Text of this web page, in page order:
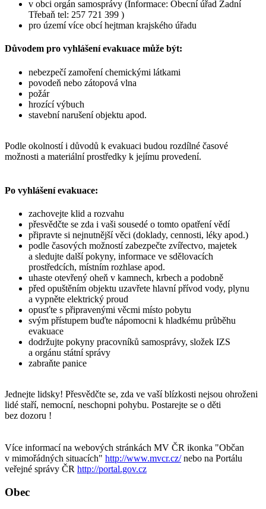
v obci orgán samosprávy (Informace: Obecní úřad Zadní
Třebaň tel: 257 721 399 )
pro území více obcí hejtman krajského úřadu
Důvodem pro vyhlášení evakuace může být:
nebezpečí zamoření chemickými látkami
povodeň nebo zátopová vlna
požár
hrozící výbuch
stavební narušení objektu apod.
Podle okolností i důvodů k evakuaci budou rozdílné časové
možnosti a materiální prostředky k jejímu provedení.
Po vyhlášení evakuace:
zachovejte klid a rozvahu
přesvědčte se zda i vaši sousedé o tomto opatření vědí
připravte si nejnutnější věci (doklady, cennosti, léky apod.)
podle časových možností zabezpečte zvířectvo, majetek
a sledujte další pokyny, informace ve sdělovacích
prostředcích, místním rozhlase apod.
uhaste otevřený oheň v kamnech, krbech a podobně
před opuštěním objektu uzavřete hlavní přívod vody, plynu
a vypněte elektrický proud
opusťte s připravenými věcmi místo pobytu
svým přístupem buďte nápomocni k hladkému průběhu
evakuace
dodržujte pokyny pracovníků samosprávy, složek IZS
a orgánu státní správy
zabraňte panice
Jednejte lidsky! Přesvědčte se, zda ve vaší blízkosti nejsou ohroženi
lidé staří, nemocní, neschopni pohybu. Postarejte se o děti
bez dozoru !
Více informací na webových stránkách MV ČR ikonka "Občan
v mimořádných situacích" http://www.mvcr.cz/nebo na Portálu
veřejné správy ČR http://portal.gov.cz
Obec